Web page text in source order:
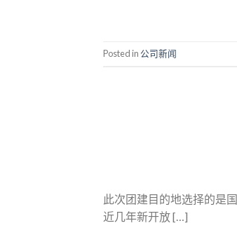
Posted in 公司新闻
此次团建目的地选择的是
近几年新开放 […]